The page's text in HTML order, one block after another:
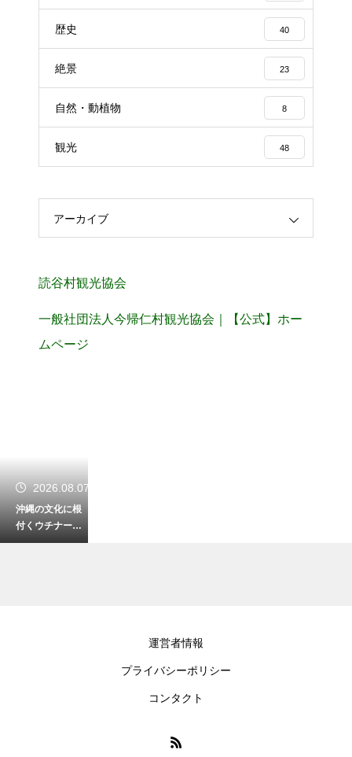
歴史 40
絶景 23
自然・動植物 8
観光 48
アーカイブ
読谷村観光協会
一般社団法人今帰仁村観光協会｜【公式】ホー
ムページ
2026.08.07
沖縄の文化に根
付くウチナータ
イム！おおらか
運営者情報
プライバシーポリシー
コンタクト